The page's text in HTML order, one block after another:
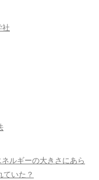
ルギーの大きさにあら
いた？